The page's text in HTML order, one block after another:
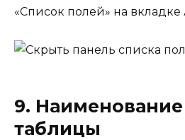
«Список полей» на вкладке
9.
таблицы